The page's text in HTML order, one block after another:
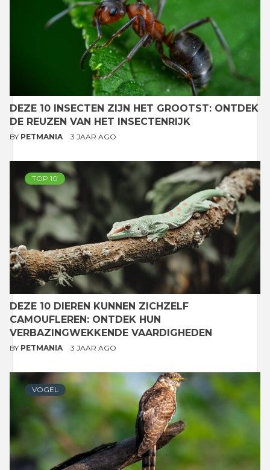
DEZE 10 INSECTEN ZIJN HET GROOTST: ONTDEK
DE REUZEN VAN HET INSECTENRIJK
BY PETMANIA 3 JAAR AGO
TOP 10
DEZE 10 DIEREN KUNNEN ZICHZELF
CAMOUFLEREN: ONTDEK HUN
VERBAZINGWEKKENDE VAARDIGHEDEN
BY PETMANIA 3 JAAR AGO
VOGEL